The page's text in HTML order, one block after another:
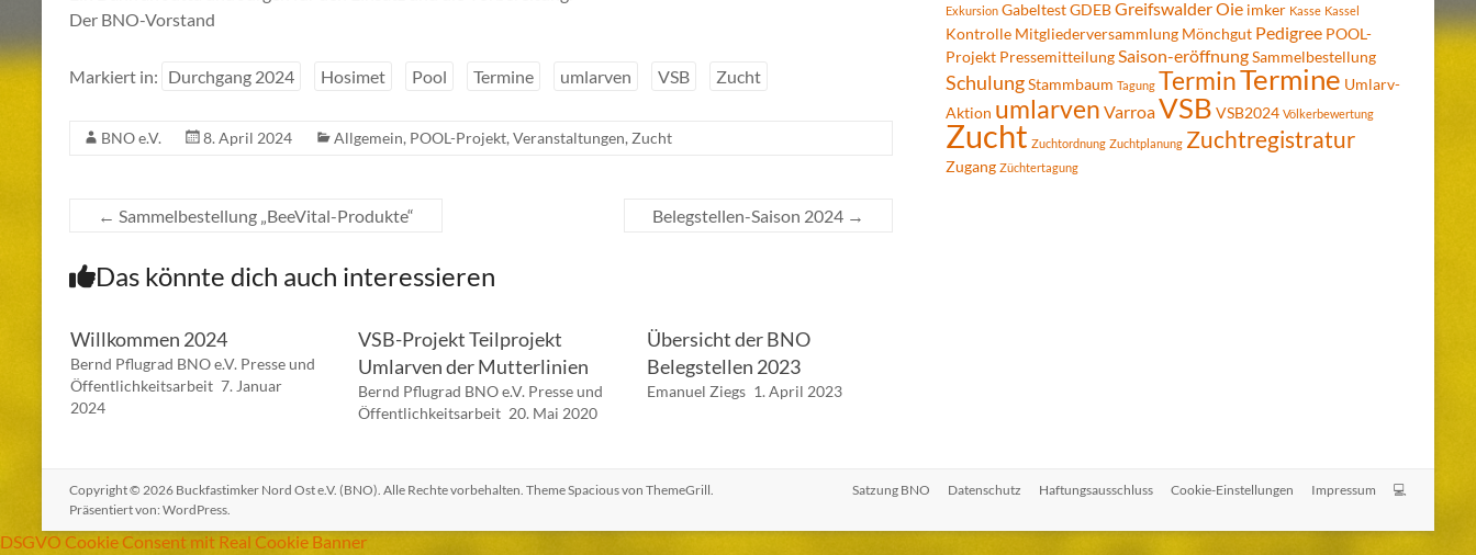
Der BNO-Vorstand
Markiert in: Durchgang 2024 Hosimet Pool Termine umlarven VSB Zucht
BNO e.V. 8. April 2024 Allgemein, POOL-Projekt, Veranstaltungen, Zucht
← Sammelbestellung „BeeVital-Produkte“ Belegstellen-Saison 2024 →
Das könnte dich auch interessieren
Willkommen 2024
Bernd Pflugrad BNO e.V. Presse und
Öffentlichkeitsarbeit 7. Januar
2024
VSB-Projekt Teilprojekt
Umlarven der Mutterlinien
Bernd Pflugrad BNO e.V. Presse und
Öffentlichkeitsarbeit 20. Mai 2020
Übersicht der BNO
Belegstellen 2023
Emanuel Ziegs 1. April 2023
Exkursion GabeltestGDEBGreifswalder Oie imker Kasse Kassel
Kontrolle Mitgliederversammlung Mönchgut Pedigree POOL-
Projekt PressemitteilungSaison-eröffnungSammelbestellung
SchulungStammbaum Tagung TerminTermine Umlarv-
Aktion umlarven VarroaVSB VSB2024 Völkerbewertung
Zucht Zuchtordnung Zuchtplanung Zuchtregistratur
Zugang Züchtertagung
Copyright © 2026 Buckfastimker Nord Ost e.V. (BNO). Alle Rechte vorbehalten. ThemeSpaciousvon ThemeGrill.
Präsentiert von: WordPress.
Satzung BNO Datenschutz Haftungsausschluss Cookie-Einstellungen Impressum 💻
DSGVO Cookie Consent mit Real Cookie Banner